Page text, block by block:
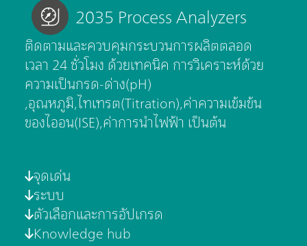
2035 Process Analyzers
ติดตามและควบคุมกระบวนการผลิตตลอด
เวลา 24 ชั่วโมง ด้วยเทคนิค การวิเคราะห์ด้วย
ความเป็นกรด-ด่าง(pH)
,อุณหภูมิ,ไทเทรต(Titration),ค่าความเข้มข้น
ของไออน(ISE),ค่าการนำไฟฟ้า เป็นต้น
จุดเด่น
ระบบ
ตัวเลือกและการอัปเกรด
Knowledge hub